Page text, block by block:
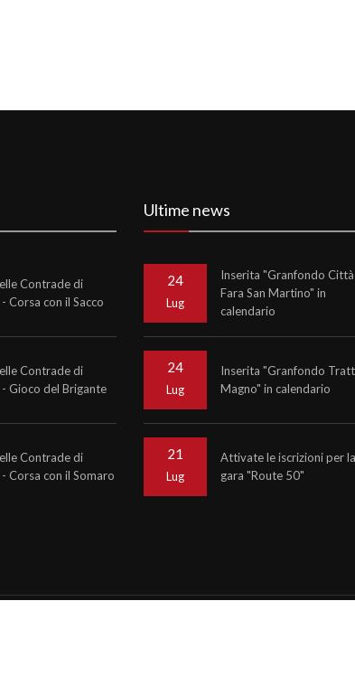
Contrade di
Corsa con il Sacco
Contrade di
Gioco del Brigante
Contrade di
Corsa con il Somaro
Ultime news
24
Lug
Inserita "Granfondo
Fara San Martino" in
calendario
24
Lug
Inserita "Granfondo
Magno" in calendario
21
Lug
Attivate le iscrizioni per la
gara "Route 50"